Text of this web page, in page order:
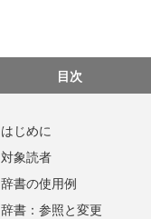
目次
はじめに
対象読者
辞書の使用例
辞書：参照と変更